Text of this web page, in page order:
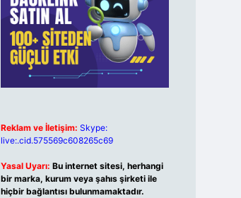
Reklam ve İletişim: Skype:
live:.cid.575569c608265c69
Yasal Uyarı: Bu internet sitesi, herhangi
bir marka, kurum veya şahıs şirketi ile
hiçbir bağlantısı bulunmamaktadır.